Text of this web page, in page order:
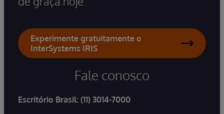
Experimente gratuitamente o
InterSystems IRIS
Fale conosco
Escritório Brasil: (11) 3014-7000